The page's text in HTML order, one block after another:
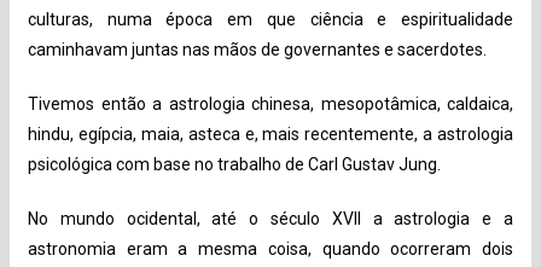
culturas, numa época em que ciência e espiritualidade
caminhavam juntas nas mãos de governantes e sacerdotes.
Tivemos então a astrologia chinesa, mesopotâmica, caldaica,
hindu, egípcia, maia, asteca e, mais recentemente, a astrologia
psicológica com base no trabalho de Carl Gustav Jung.
No mundo ocidental, até o século XVII a astrologia e a
astronomia eram a mesma coisa, quando ocorreram dois